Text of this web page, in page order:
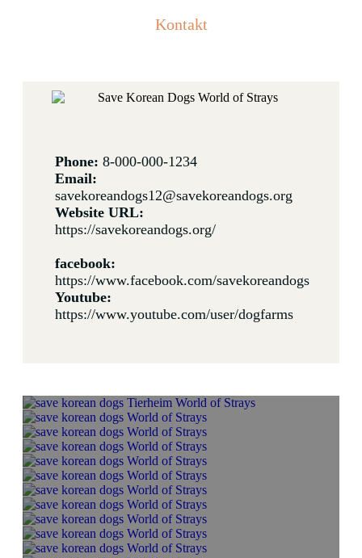
Kontakt
Phone: 8-000-000-1234
Email:
savekoreandogs12@savekoreandogs.org
Website URL:
https://savekoreandogs.org/
facebook:
https://www.facebook.com/savekoreandogs
Youtube:
https://www.youtube.com/user/dogfarms